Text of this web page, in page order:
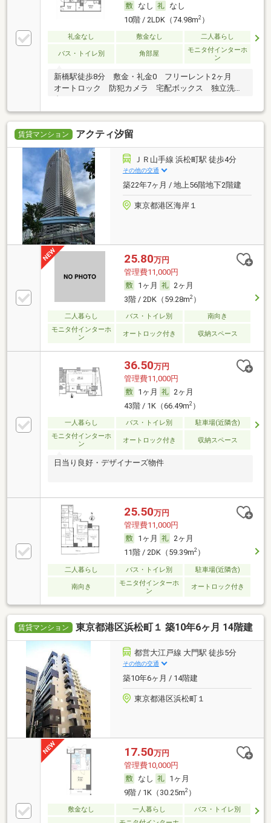
なし
なし
10階 / 2LDK（74.98m2）
礼金なし 敷金なし 二人暮らし
バス・トイレ別 角部屋
モニタ付インターホ
ン
新橋駅徒歩8分 敷金・礼金0 フリーレント2ヶ月
オートロック 防犯カメラ 宅配ボックス 独立洗面
賃貸マンション アクティ汐留
ＪＲ山手線 浜松町駅 徒歩4分
その他の交通
築22年7ヶ月 / 地上56階地下2階建
東京都港区海岸１
25.80万円
管理費11,000円
1ヶ月
2ヶ月
3階 / 2DK（59.28m2）
二人暮らし バス・トイレ別
南向き
モニタ付インターホ
ン
オートロック付き 収納スペース
36.50万円
管理費11,000円
1ヶ月
2ヶ月
43階 / 1K（66.49m2）
一人暮らし バス・トイレ別
駐車場(近隣含)
モニタ付インターホ
ン
オートロック付き 収納スペース
日当り良好・デザイナーズ物件
25.50万円
管理費11,000円
1ヶ月
2ヶ月
11階 / 2DK（59.39m2）
二人暮らし バス・トイレ別 駐車場(近隣含)
南向き
モニタ付インターホ
ン
オートロック付き
賃貸マンション 東京都港区浜松町１ 築10年6ヶ月 14階建
都営大江戸線 大門駅 徒歩5分
その他の交通
築10年6ヶ月 / 14階建
東京都港区浜松町１
17.50万円
管理費10,000円
なし
1ヶ月
9階 / 1K（30.25m2）
敷金なし 一人暮らし バス・トイレ別